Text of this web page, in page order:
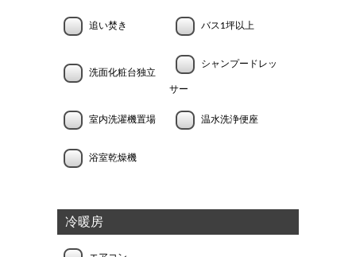
追い焚き バス1坪以上
洗面化粧台独立
シャンプードレッ
サー
室内洗濯機置場 温水洗浄便座
浴室乾燥機
冷暖房